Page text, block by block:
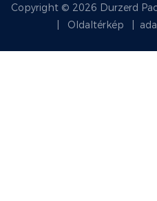
Copyright © 2026 Durzerd
Oldaltérkép